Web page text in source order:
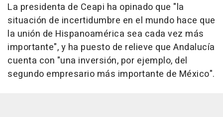
La presidenta de Ceapi ha opinado que "la
situación de incertidumbre en el mundo hace que
la unión de Hispanoamérica sea cada vez más
importante", y ha puesto de relieve que Andalucía
cuenta con "una inversión, por ejemplo, del
segundo empresario más importante de México".